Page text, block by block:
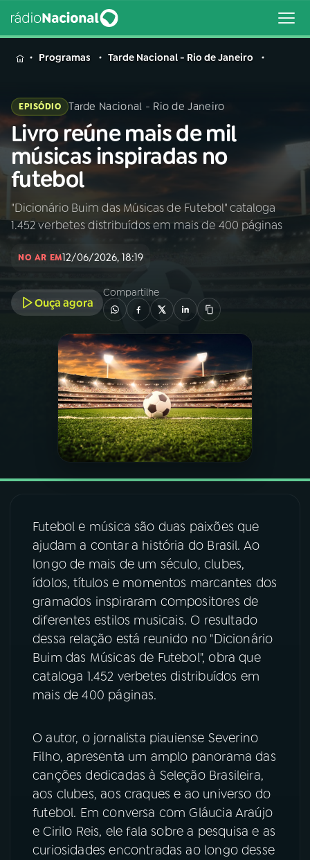
MENU
Buscar
na
Rádio
Nacional
Buscar
AO VIVO
INÍCIO
A RÁDIO
PROGRAMAÇÃO
PROGRAMAS
PODCASTS
06VIDEOCASTS
07ÚLTIMAS
08FESTIVAL DE MÚSICA
ACOMPANHE A RÁDIO NACIONAL
YouTube Facebook
Instagram X
Programas Tarde Nacional - Rio de Janeiro
EPISÓDIO Tarde Nacional - Rio de Janeiro
Livro reúne mais de mil
músicas inspiradas no
futebol
"Dicionário Buim das Músicas de Futebol" cataloga
1.452 verbetes distribuídos em mais de 400 páginas
NO AR EM12/06/2026, 18:19
Ouça agora
Compartilhe
Futebol e música são duas paixões que
ajudam a contar a história do Brasil. Ao
longo de mais de um século, clubes,
ídolos, títulos e momentos marcantes dos
gramados inspiraram compositores de
diferentes estilos musicais. O resultado
dessa relação está reunido no "Dicionário
Buim das Músicas de Futebol", obra que
cataloga 1.452 verbetes distribuídos em
mais de 400 páginas.
O autor, o jornalista piauiense Severino
Filho, apresenta um amplo panorama das
canções dedicadas à Seleção Brasileira,
aos clubes, aos craques e ao universo do
futebol. Em conversa com Gláucia Araújo
e Cirilo Reis, ele fala sobre a pesquisa e as
curiosidades encontradas ao longo desse